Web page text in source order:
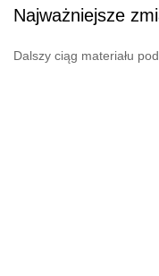
Najważniejsze
Dalszy ciąg materiału